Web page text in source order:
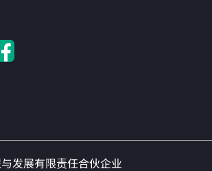
发展有限责任合伙企业